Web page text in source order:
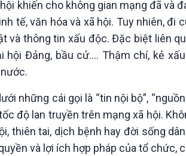
Chát với người nổi tiếng
Câu chuyện Thể thao
Video
E-
khiến cho không gian mạng đã và
tế, văn hóa và xã hội. Tuy nhiên, đi
và thông tin xấu độc. Đặc biệt liên
Đảng, bầu cử…. Thậm chí, kẻ
những cái gọi là “tin nội bộ”,
độ lan truyền trên mạng xã hội.
thiên tai, dịch bệnh hay đời sống
và lợi ích hợp pháp của tổ chức,